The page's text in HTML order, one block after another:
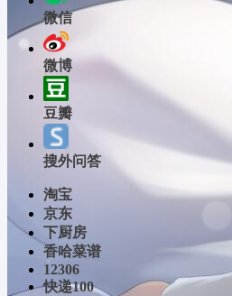
微信
微博
豆瓣
搜外问答
淘宝
京东
下厨房
香哈菜谱
12306
快递100